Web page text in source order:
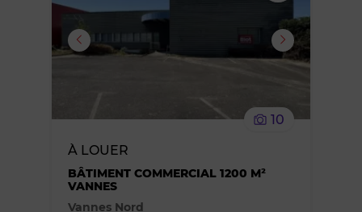
ou
supprimer
10
À LOUER
BÂTIMENT COMMERCIAL 1200 M²
VANNES
Vannes Nord